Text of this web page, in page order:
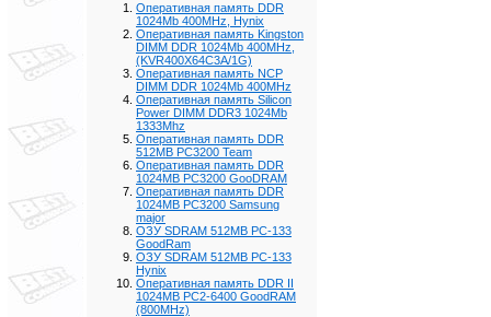
Оперативная память DDR
1024Mb 400MHz, Hynix
Оперативная память Kingston
DIMM DDR 1024Mb 400MHz,
(KVR400X64C3A/1G)
Оперативная память NCP
DIMM DDR 1024Mb 400MHz
Оперативная память Silicon
Power DIMM DDR3 1024Mb
1333Mhz
Оперативная память DDR
512MB PC3200 Team
Оперативная память DDR
1024MB PC3200 GooDRAM
Оперативная память DDR
1024MB PC3200 Samsung
major
ОЗУ SDRAM 512MB PC-133
GoodRam
ОЗУ SDRAM 512MB PC-133
Hynix
Оперативная память DDR II
1024MB PC2-6400 GoodRAM
(800MHz)